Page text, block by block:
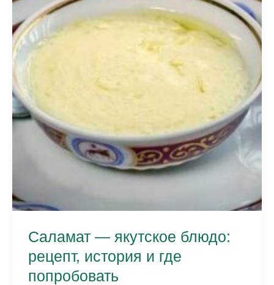
жеребёнка:
рецепт,
история
и
Саламат — якутское блюдо:
рецепт, история и где
попробовать